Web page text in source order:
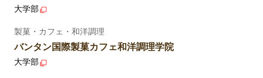
大学部
製菓・カフェ・和洋調理
バンタン国際製菓カフェ和洋調理学院
大学部